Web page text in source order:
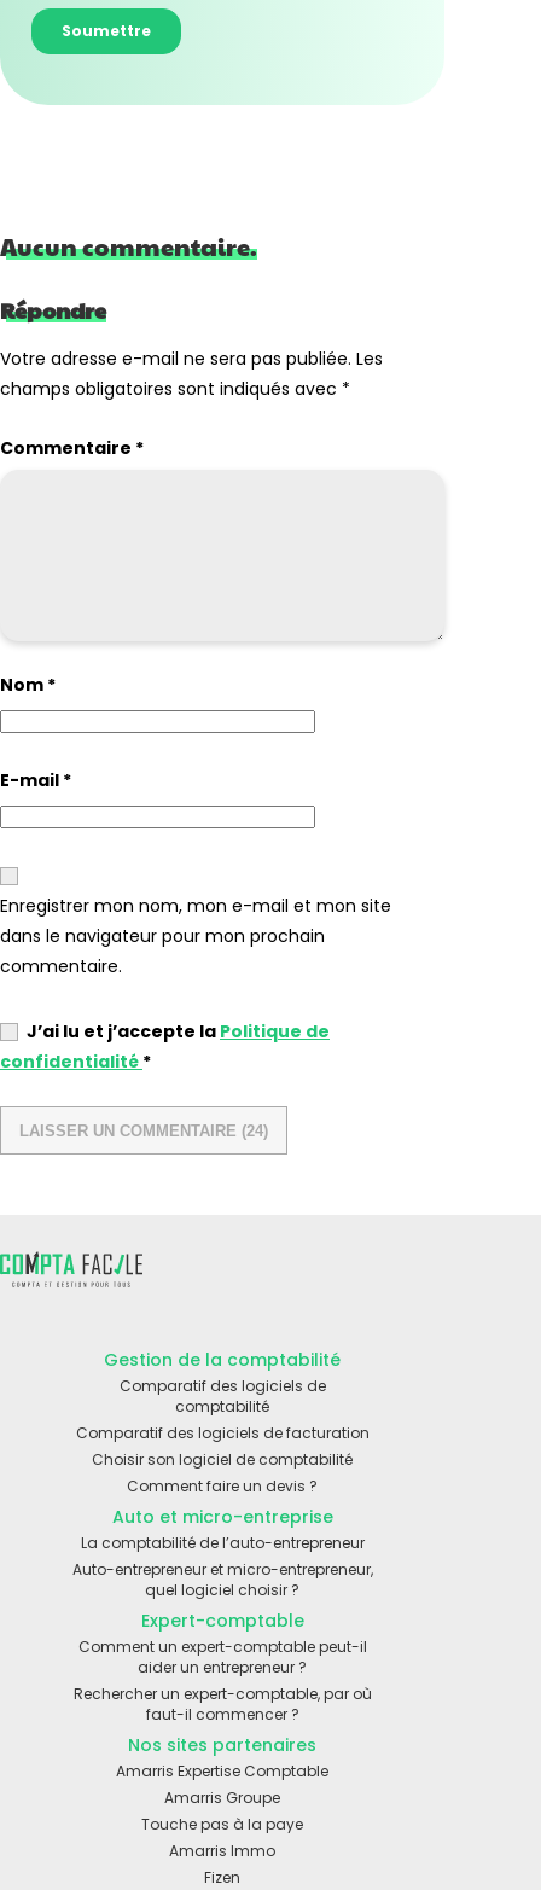
Aucun commentaire.
Répondre
Votre adresse e-mail ne sera pas publiée. Les
champs obligatoires sont indiqués avec *
Commentaire *
Nom *
E-mail *
Enregistrer mon nom, mon e-mail et mon site
dans le navigateur pour mon prochain
commentaire.
J’ai lu et j’accepte la Politique de
confidentialité *
Gestion de la comptabilité
Comparatif des logiciels de
comptabilité
Comparatif des logiciels de facturation
Choisir son logiciel de comptabilité
Comment faire un devis ?
Auto et micro-entreprise
La comptabilité de l’auto-entrepreneur
Auto-entrepreneur et micro-entrepreneur,
quel logiciel choisir ?
Expert-comptable
Comment un expert-comptable peut-il
aider un entrepreneur ?
Rechercher un expert-comptable, par où
faut-il commencer ?
Nos sites partenaires
Amarris Expertise Comptable
Amarris Groupe
Touche pas à la paye
Amarris Immo
Fizen